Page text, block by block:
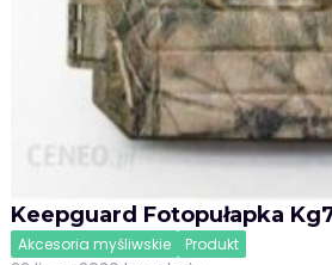
Keepguard Fotopułapka
Akcesoria myśliwskie Produkt